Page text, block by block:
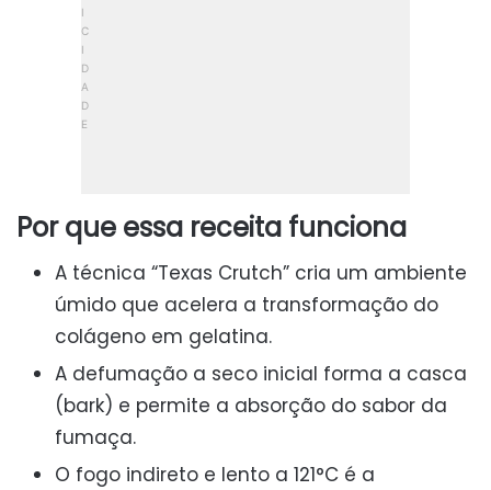
Por que essa receita funciona
A técnica “Texas Crutch” cria um ambiente
úmido que acelera a transformação do
colágeno em gelatina.
A defumação a seco inicial forma a casca
(bark) e permite a absorção do sabor da
fumaça.
O fogo indireto e lento a 121°C é a